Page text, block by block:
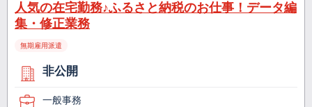
人気の在宅勤務♪ふるさと納税のお仕事！データ編
集・修正業務
無期雇用派遣
非公開
一般事務